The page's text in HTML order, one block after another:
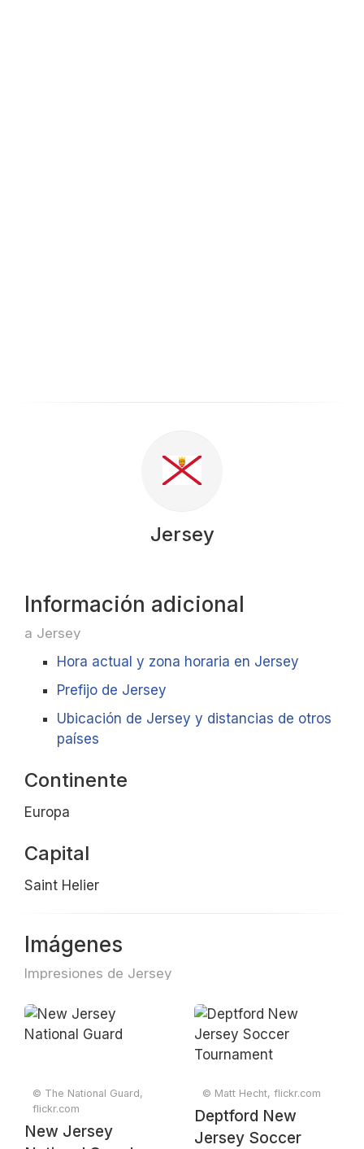
Jersey
Información adicional
a Jersey
Hora actual y zona horaria en Jersey
Prefijo de Jersey
Ubicación de Jersey y distancias de otros
países
Continente
Europa
Capital
Saint Helier
Imágenes
Impresiones de Jersey
© The National Guard,
flickr.com
New Jersey
© Matt Hecht, flickr.com
Deptford New
Jersey Soccer